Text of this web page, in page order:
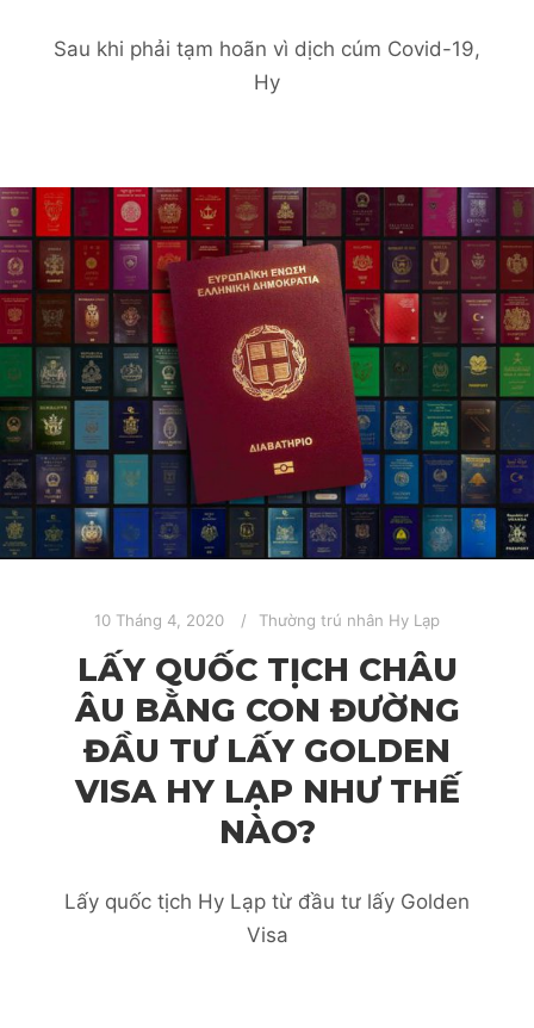
Sau khi phải tạm hoãn vì dịch cúm Covid-19,
Hy
10 Tháng 4, 2020 Thường trú nhân Hy Lạp
LẤY QUỐC TỊCH CHÂU
ÂU BẰNG CON ĐƯỜNG
ĐẦU TƯ LẤY GOLDEN
VISA HY LẠP NHƯ THẾ
NÀO?
Lấy quốc tịch Hy Lạp từ đầu tư lấy Golden
Visa